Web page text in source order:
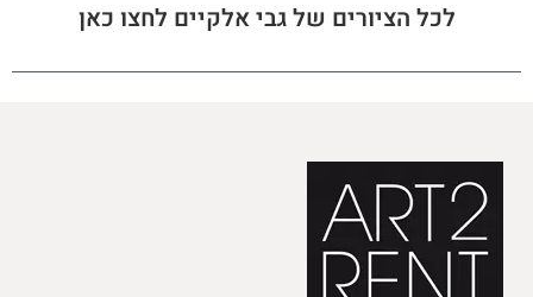
לכל הציורים של גבי אלקיים לחצו כאן